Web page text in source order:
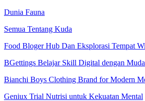
Dunia Fauna
Semua Tentang Kuda
Food Bloger Hub Dan Eksplorasi Tempat
BGettings Belajar Skill Digital dengan
Bianchi Boys Clothing Brand for Modern
Geniux Trial Nutrisi untuk Kekuatan Mental